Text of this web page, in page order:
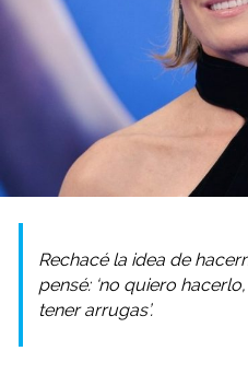
Rechacé la idea de
pensé: ‘no quiero
tener arrugas’.